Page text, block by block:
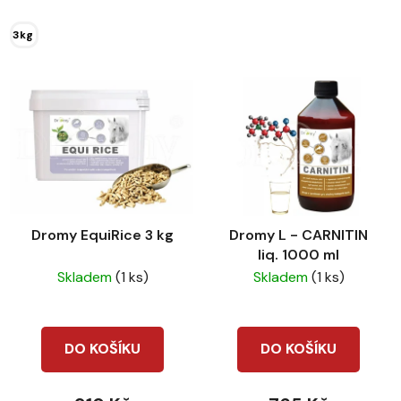
3kg
Dromy EquiRice 3 kg
Skladem(1 ks)
DO KOŠÍKU
Dromy L - CARNITIN
liq. 1000 ml
Skladem(1 ks)
DO KOŠÍKU